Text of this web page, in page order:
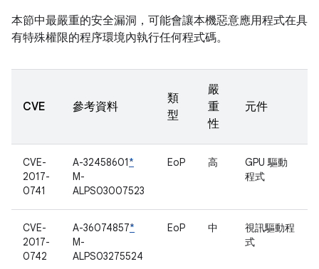
本節中最嚴重的安全漏洞，可能會讓本機惡意應用程式在具
有特殊權限的程序環境內執行任何程式碼。
CVE 參考資料
類
型
嚴
重
性
元件
CVE-
2017-
0741
A-32458601*
M-
ALPS03007523
EoP 高
GPU 驅動
程式
CVE-
2017-
0742
A-36074857*
M-
ALPS03275524
EoP 中
視訊驅動程
式